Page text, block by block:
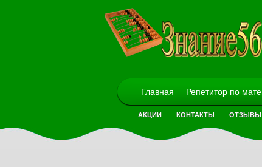
Главная Репетитор по
АКЦИИ КОНТАКТЫ ОТЗЫВЫ